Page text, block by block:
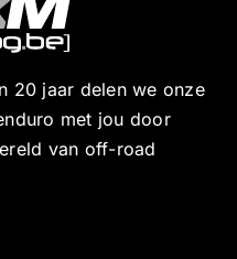
20 jaar delen we onze
met jou door
van off-road